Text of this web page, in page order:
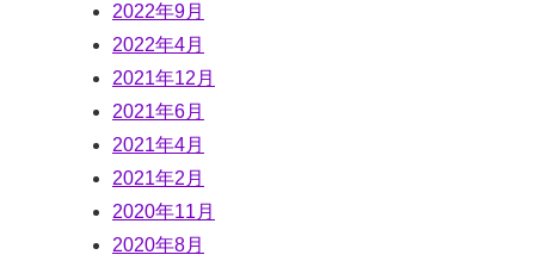
2022年9月
2022年4月
2021年12月
2021年6月
2021年4月
2021年2月
2020年11月
2020年8月